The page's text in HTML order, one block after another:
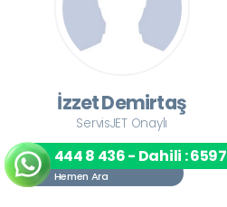
İzzet Demirtaş
ServisJET Onaylı
444 8 436 - Dahili : 6597
Hemen Ara